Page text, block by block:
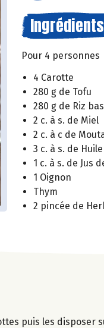
Ingrédients
Pour 4 personnes
4 Carotte
280 g de Tofu
280 g de Riz
2 c. à s. de Miel
2 c. à c de
3 c. à s. de
1 c. à s. de Jus
1 Oignon
Thym
2 pincée de
puis les